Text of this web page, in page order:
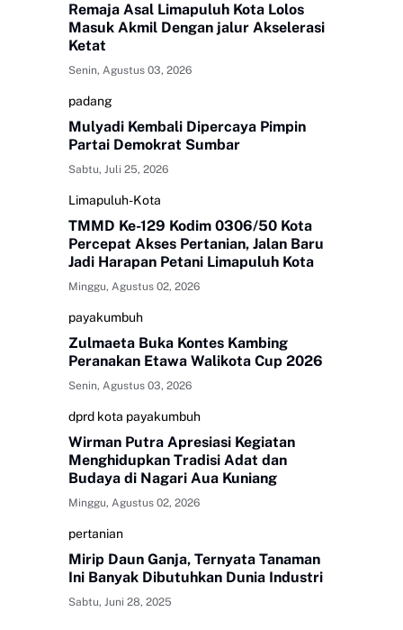
Remaja Asal Limapuluh Kota Lolos
Masuk Akmil Dengan jalur Akselerasi
Ketat
Senin, Agustus 03, 2026
padang
Mulyadi Kembali Dipercaya Pimpin
Partai Demokrat Sumbar
Sabtu, Juli 25, 2026
Limapuluh-Kota
TMMD Ke-129 Kodim 0306/50 Kota
Percepat Akses Pertanian, Jalan Baru
Jadi Harapan Petani Limapuluh Kota
Minggu, Agustus 02, 2026
payakumbuh
Zulmaeta Buka Kontes Kambing
Peranakan Etawa Walikota Cup 2026
Senin, Agustus 03, 2026
dprd kota payakumbuh
Wirman Putra Apresiasi Kegiatan
Menghidupkan Tradisi Adat dan
Budaya di Nagari Aua Kuniang
Minggu, Agustus 02, 2026
pertanian
Mirip Daun Ganja, Ternyata Tanaman
Ini Banyak Dibutuhkan Dunia Industri
Sabtu, Juni 28, 2025